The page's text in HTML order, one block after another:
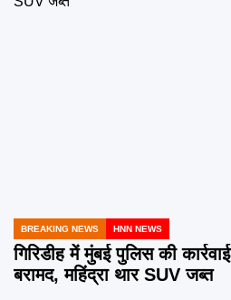
POSTED
IN
BREAKING NEWS HNN NEWS
गिरिडीह में मुंबई पुलिस की
बरामद, महिंद्रा थार SUV जब्त